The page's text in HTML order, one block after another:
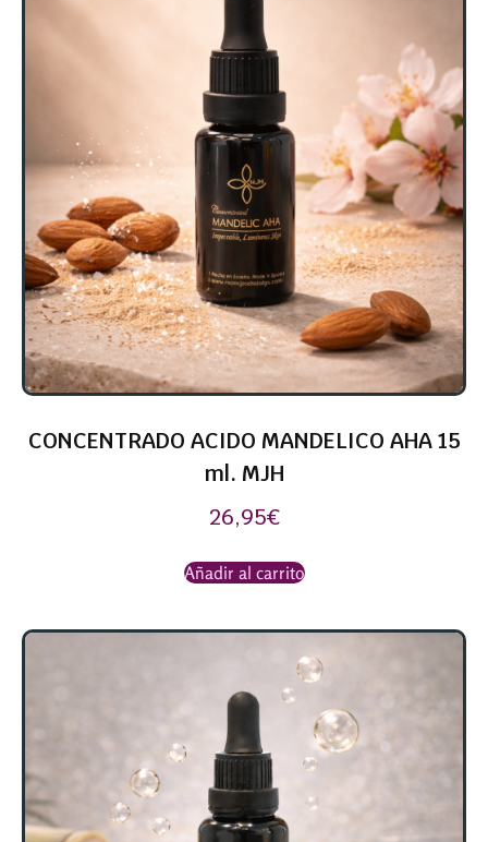
CONCENTRADO ACIDO MANDELICO AHA 15
ml. MJH
26,95€
Añadir al carrito